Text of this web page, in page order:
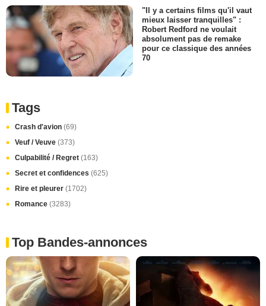
"Il y a certains films qu'il vaut
mieux laisser tranquilles" :
Robert Redford ne voulait
absolument pas de remake
pour ce classique des années
70
Tags
Crash d'avion (69)
Veuf / Veuve (373)
Culpabilité / Regret (163)
Secret et confidences (625)
Rire et pleurer (1702)
Romance (3283)
Top Bandes-annonces